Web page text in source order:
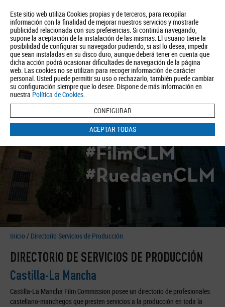
Este sitio web utiliza Cookies propias y de terceros, para recopilar
información con la finalidad de mejorar nuestros servicios y mostrarle
publicidad relacionada con sus preferencias. Si continúa navegando,
supone la aceptación de la instalación de las mismas. El usuario tiene la
posibilidad de configurar su navegador pudiendo, si así lo desea, impedir
que sean instaladas en su disco duro, aunque deberá tener en cuenta que
dicha acción podrá ocasionar dificultades de navegación de la página
web. Las cookies no se utilizan para recoger información de carácter
personal. Usted puede permitir su uso o rechazarlo, también puede cambiar
su configuración siempre que lo desee. Dispone de más información en
nuestra Política de Cookies.
CONFIGURAR
ACEPTAR TODAS
Quiénes somos Turismo Política de Privacidad Aviso Legal
Política de Cookies
BUSCAR
#FilmCLM
#RuedaenCLM
Inicio / Directorio Servicios de Producción
DIRECTORIO DE SERVICIOS DE PRODUCCIÓN
Castilla-La Mancha
Castilla-La Mancha Film Commission posee un directorio de profesionales
castellano-manchegos que presten servicios a la producción en toda la